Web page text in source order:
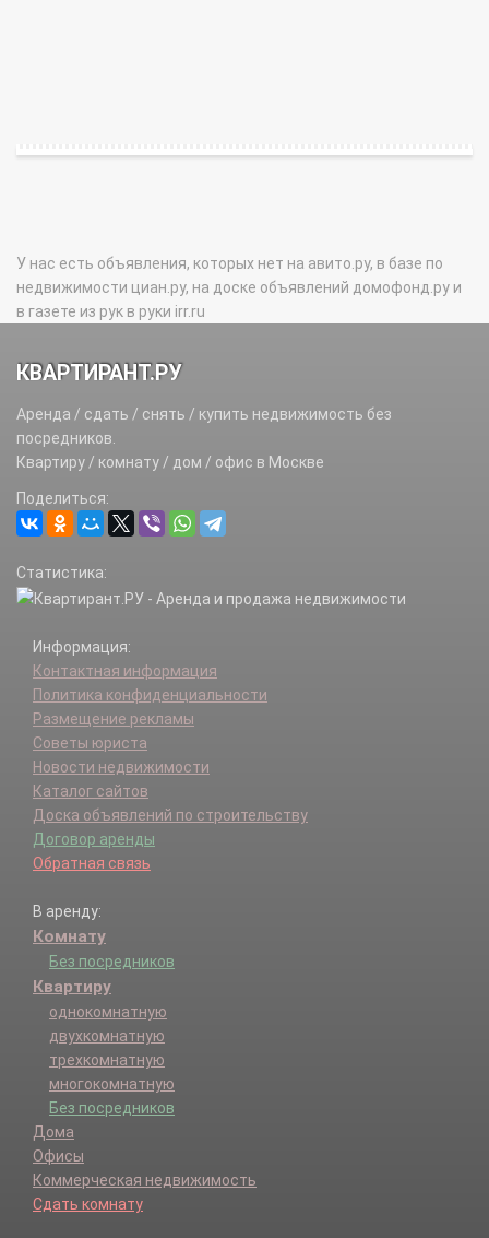
У нас есть объявления, которых нет на авито.ру, в базе по
недвижимости циан.ру, на доске объявлений домофонд.ру и
в газете из рук в руки irr.ru
КВАРТИРАНТ.РУ
Аренда / сдать / снять / купить недвижимость без
посредников.
Квартиру / комнату / дом / офис в Москве
Поделиться:
Статистика:
Информация:
Контактная информация
Политика конфиденциальности
Размещение рекламы
Советы юриста
Новости недвижимости
Каталог сайтов
Доска объявлений по строительству
Договор аренды
Обратная связь
В аренду:
Комнату
Без посредников
Квартиру
однокомнатную
двухкомнатную
трехкомнатную
многокомнатную
Без посредников
Дома
Офисы
Коммерческая недвижимость
Сдать комнату